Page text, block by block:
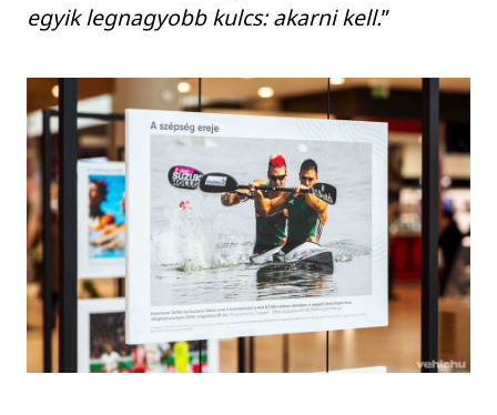
egyik legnagyobb kulcs: akarni kell.”